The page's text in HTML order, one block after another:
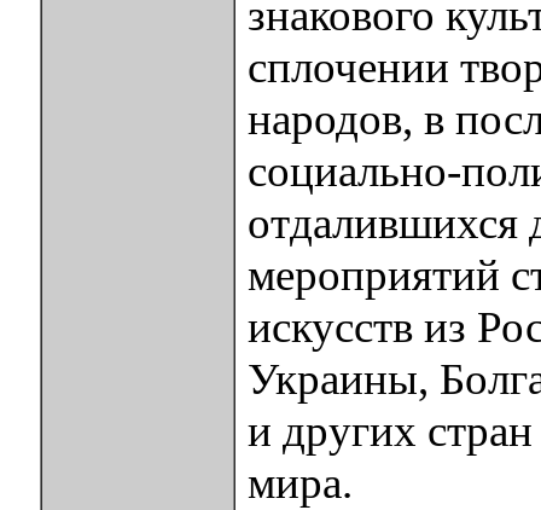
знакового
сплочении
народов, в
социально-
отдалившихся
мероприятий
искусств из
Украины,
и других
мира.